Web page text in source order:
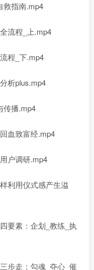
救指南.mp4
流程_上.mp4
程_下.mp4
析plus.mp4
传播.mp4
血致富经.mp4
户调研.mp4
利用仪式感产生溢
要素：企划_教练_执
步走：勾魂_夺心_催